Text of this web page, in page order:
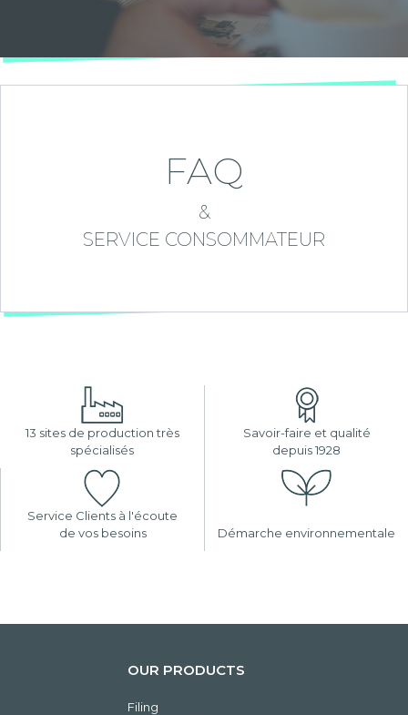
FAQ
&
SERVICE CONSOMMATEUR
13 sites de production très
spécialisés
Savoir-faire et qualité
depuis 1928
Service Clients à l'écoute
de vos besoins
Démarche environnementale
OUR PRODUCTS
Filing